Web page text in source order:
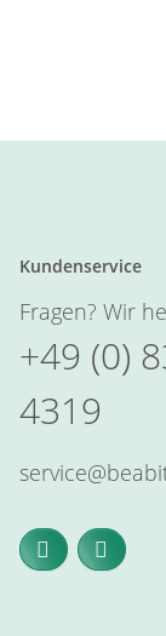
Kundenservice
Fragen? Wir
+49 (0)
4319